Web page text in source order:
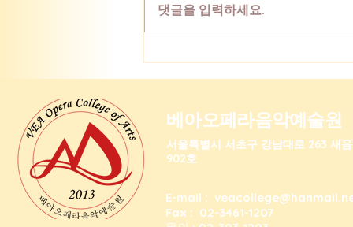
[연주] 2인 음악회 '아리아와
가곡'
댓글을 입력하세요.
베아오페라음악예술원
서울특별시 서초구 강남대로 263 새
902호
E-mail :
Fax : 02-3461-1207